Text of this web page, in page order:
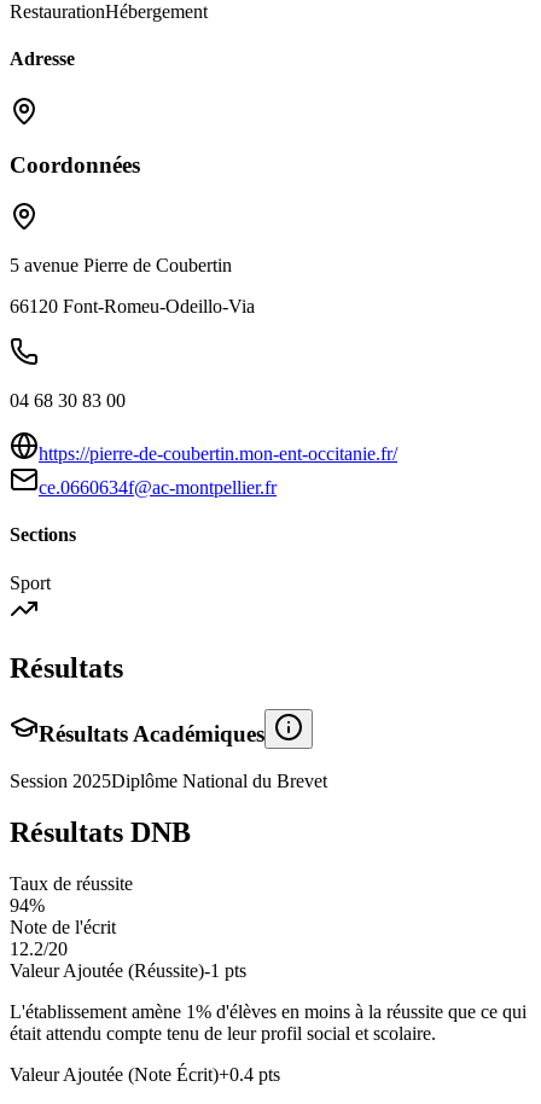
RestaurationHébergement
Adresse
Coordonnées
5 avenue Pierre de Coubertin
66120 Font-Romeu-Odeillo-Via
04 68 30 83 00
https://pierre-de-coubertin.mon-ent-occitanie.fr/
ce.0660634f@ac-montpellier.fr
Sections
Sport
Résultats
Résultats Académiques
Session 2025Diplôme National du Brevet
Résultats DNB
Taux de réussite
94%
Note de l'écrit
12.2/20
Valeur Ajoutée (Réussite)-1 pts
L'établissement amène 1% d'élèves en moins à la réussite que ce qui
était attendu compte tenu de leur profil social et scolaire.
Valeur Ajoutée (Note Écrit)+0.4 pts